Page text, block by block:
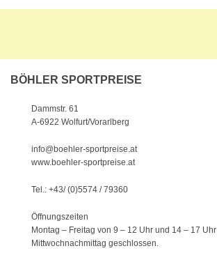
BÖHLER SPORTPREISE
Dammstr. 61
A-6922 Wolfurt/Vorarlberg
info@boehler-sportpreise.at
www.boehler-sportpreise.at
Tel.: +43/ (0)5574 / 79360
Öffnungszeiten
Montag – Freitag von 9 – 12 Uhr und 14 – 17 Uhr
Mittwochnachmittag geschlossen.